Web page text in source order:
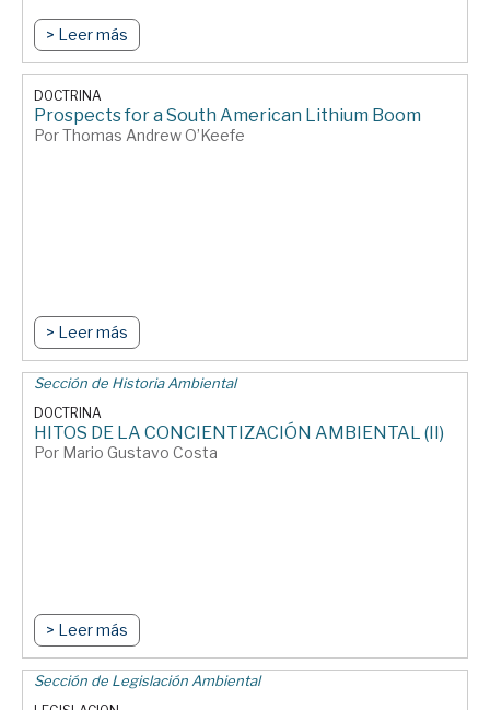
> Leer más
DOCTRINA
Prospects for a South American Lithium Boom
Por Thomas Andrew O’Keefe
> Leer más
Sección de Historia Ambiental
DOCTRINA
HITOS DE LA CONCIENTIZACIÓN AMBIENTAL (II)
Por Mario Gustavo Costa
> Leer más
Sección de Legislación Ambiental